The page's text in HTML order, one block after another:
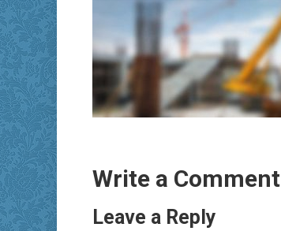
Write a Comment
Leave a Reply